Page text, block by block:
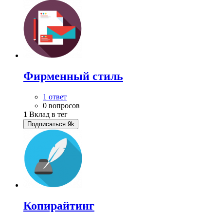
Фирменный стиль
1 ответ
0 вопросов
1 Вклад в тег
Подписаться 9k
Копирайтинг